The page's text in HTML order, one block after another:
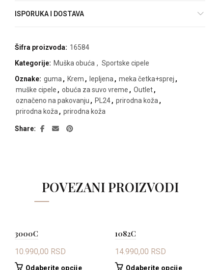
ISPORUKA I DOSTAVA
Šifra proizvoda: 16584
Kategorije: Muška obuća , Sportske cipele
Oznake: guma , Krem , lepljena , meka četka+sprej ,
muške cipele , obuća za suvo vreme , Outlet,
označeno na pakovanju , PL24, prirodna koža ,
prirodna koža , prirodna koža
Share
POVEZANI PROIZVODI
3000C
10.990,00 RSD
Odaberite opcijeOvaj
1082C
14.990,00 RSD
Odaberite opcijeOvaj